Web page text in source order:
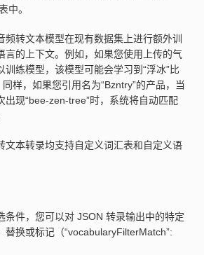
中。
频转文本模型在现有数据集上进行额外训
言的上下文。例如，如果您使用上传的气
训练模型，该模型可能会学习到“浮冰”比
样，如果您引用名为“Bzntry”的产品，当
出现“bee-zen-tree”时，系统将自动匹配
文本转录均支持自定义词汇表和自定义语
条件，您可以对 JSON 转录输出中的特定
替换或标记（“vocabularyFilterMatch”: